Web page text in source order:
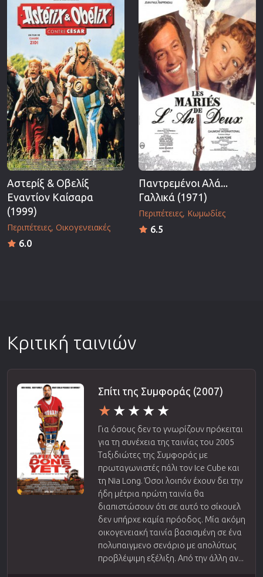
Επιστημονικής Φαντασίας
Εποχής
Ερωτικές
Ευρωπαικός Κινηματογράφος
Θρησκευτικές
Θρίλερ
Ιστορικές
Καταστροφής
Κλασσικές
Αστερίξ & Οβελίξ
Εναντίον Καίσαρα
(1999)
Περιπέτειες Οικογενειακές
6.0
Παντρεμένοι Αλά...
Γαλλικά (1971)
Περιπέτειες Κωμωδίες
6.5
Κριτική ταινιών
Σπίτι της Συμφοράς (2007)
Για όσους δεν το γνωρίζουν πρόκειται
για τη συνέχεια της ταινίας του 2005
Ταξιδιώτες της Συμφοράς με
πρωταγωνιστές πάλι τον Ice Cube και
τη Nia Long. Όσοι λοιπόν έχουν δει την
ήδη μέτρια πρώτη ταινία θα
διαπιστώσουν ότι σε αυτό το σίκουελ
δεν υπήρχε καμία πρόοδος. Μία ακόμη
οικογενειακή ταινία βασισμένη σε ένα
πολυπαιγμενο σενάριο με απολύτως
προβλέψιμη εξέλιξη. Από την άλλη αν...